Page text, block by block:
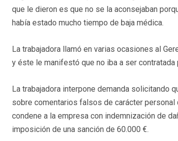
que le dieron es que no se la aconsejaban
había estado mucho tiempo de baja médica.
La trabajadora llamó en varias ocasiones al
y éste le manifestó que no iba a ser
La trabajadora interpone demanda solicitando
sobre comentarios falsos de carácter personal
condene a la empresa con indemnización de
imposición de una sanción de 60.000 €.